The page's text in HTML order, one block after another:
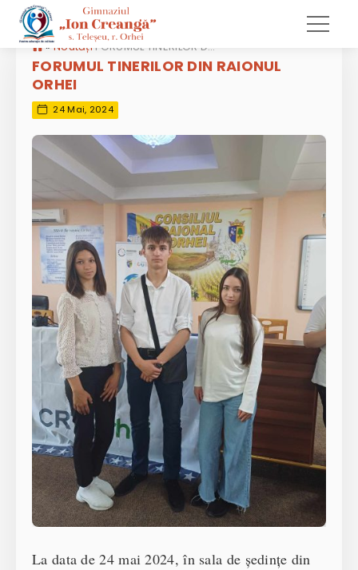
»Noutăți FORUMUL TINERILOR DIN RAIONUL ORHEI
FORUMUL TINERILOR DIN RAIONUL
ORHEI
24 Mai, 2024
La data de 24 mai 2024, în sala de ședințe din